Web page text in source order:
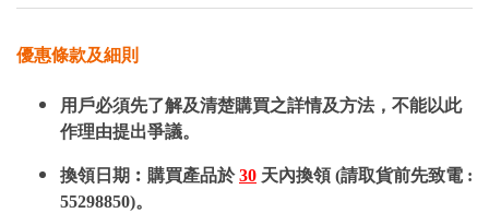
優惠條款及細則
用戶必須先了解及清楚購買之詳情及方法，不能以此
作理由提出爭議。
換領日期︰購買產品於30 天內換領 (請取貨前先致電 :
55298850)。